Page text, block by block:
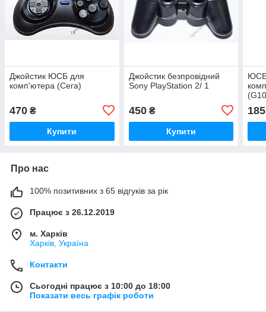
Джойстик ЮСБ для
комп'ютера (Сега)
470 ₴
Купити
Джойстик безпровідний
Sony PlayStation 2/ 1
450₴
Купити
ЮСБ
185
Про нас
100% позитивних з 65 відгуків за рік
Працює з 26.12.2019
м. Харків
Харків, Україна
Контакти
Сьогодні працює з 10:00 до 18:00
Показати весь графік роботи